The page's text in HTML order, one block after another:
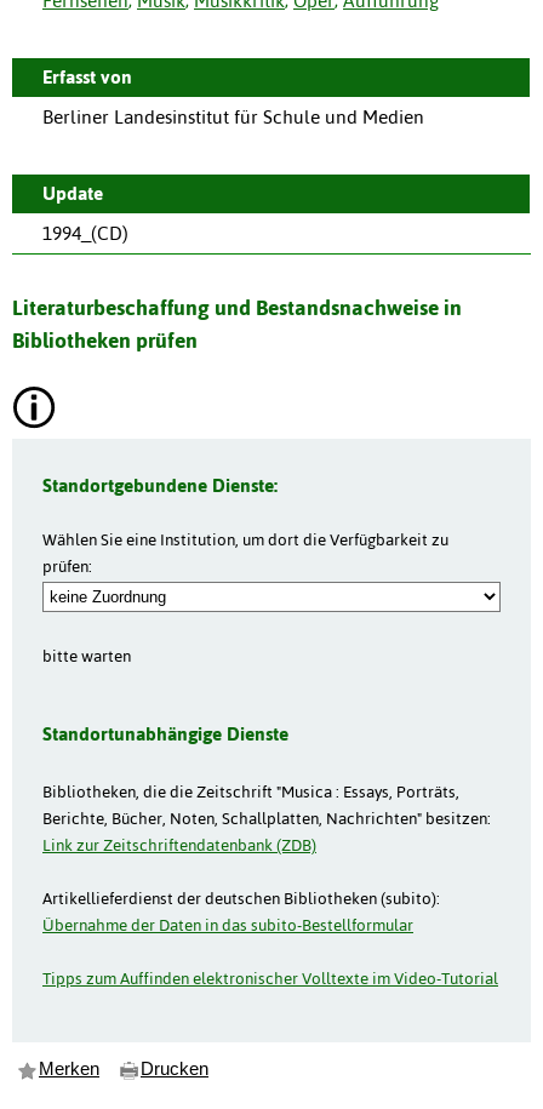
Erfasst von
Berliner Landesinstitut für Schule und Medien
Update
1994_(CD)
Literaturbeschaffung und Bestandsnachweise in
Bibliotheken prüfen
Standortgebundene Dienste:
Wählen Sie eine Institution, um dort die Verfügbarkeit zu
prüfen:
bitte warten
Standortunabhängige Dienste
Bibliotheken, die die Zeitschrift "Musica : Essays, Porträts,
Berichte, Bücher, Noten, Schallplatten, Nachrichten" besitzen:
Link zur Zeitschriftendatenbank (ZDB)
Artikellieferdienst der deutschen Bibliotheken (subito):
Übernahme der Daten in das subito-Bestellformular
Tipps zum Auffinden elektronischer Volltexte im Video-Tutorial
Merken Drucken